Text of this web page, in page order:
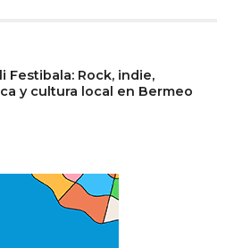
Festibala: Rock, indie,
y cultura local en Bermeo